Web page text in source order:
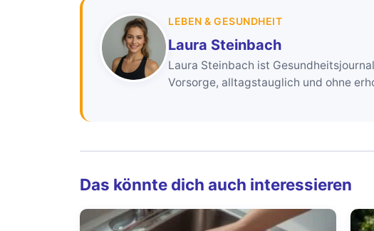
LEBEN & GESUNDHEIT
Laura Steinbach
Laura Steinbach ist
Vorsorge, alltagstauglich und ohne
Das könnte dich auch interessieren